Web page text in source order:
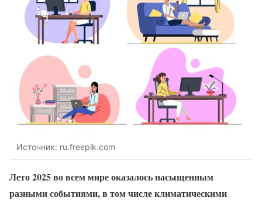
Источник: ru.freepik.com
Лето 2025 во всем мире оказалось насыщенным
разными событиями, в том числе климатическими